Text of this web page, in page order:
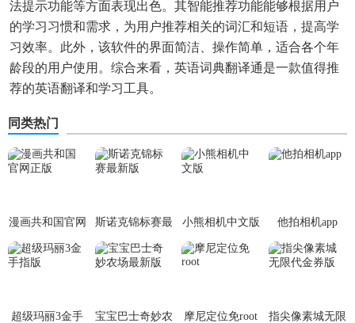
法提示功能等方面表现出色。其智能推荐功能能够根据用户
的学习习惯和需求，为用户推荐相关的词汇和短语，提高学
习效率。此外，该软件的界面简洁、操作简单，适合各个年
龄段的用户使用。综合来看，英语词典翻译通是一款值得推
荐的英语翻译和学习工具。
同类热门
漫画共和国官网
正版
斯诺克锦标赛最
新版
小熊相机中文版 他拍相机app
超级玛丽3金手
宝宝巴士奇妙农
摩尼定位免root
指尖像素城无限